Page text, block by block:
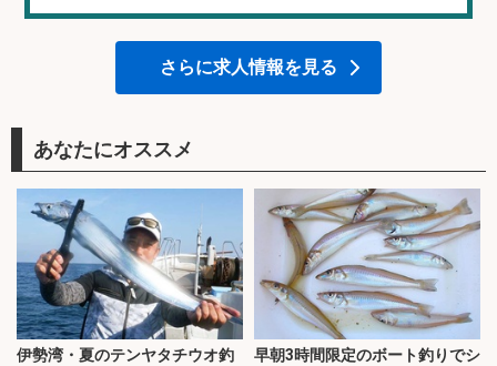
さらに求人情報を見る
あなたにオススメ
伊勢湾・夏のテンヤタチウオ釣
早朝3時間限定のボート釣りでシ